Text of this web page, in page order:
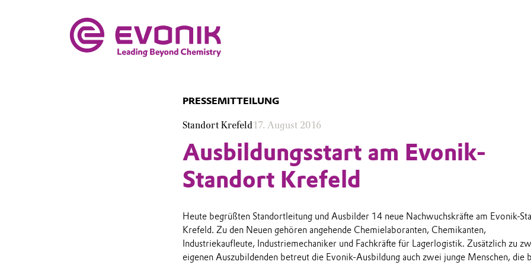
PRESSEMITTEILUNG
Standort Krefeld17. August 2016
Ausbildungsstart am Evonik-
Standort Krefeld
Heute begrüßten Standortleitung und Ausbilder 14 neue Nachwuchskräfte am Evonik-
Krefeld. Zu den Neuen gehören angehende Chemielaboranten, Chemikanten,
Industriekaufleute, Industriemechaniker und Fachkräfte für Lagerlogistik. Zusätzlich zu
eigenen Auszubildenden betreut die Evonik-Ausbildung auch zwei junge Menschen, die